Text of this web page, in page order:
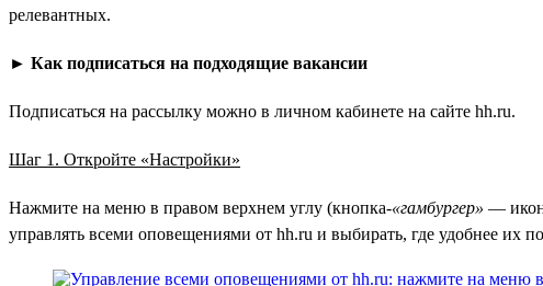
релевантных.
► Как подписаться на подходящие вакансии
Подписаться на рассылку можно в личном кабинете на сайте hh.ru.
Шаг 1. Откройте «Настройки»
Нажмите на меню в правом верхнем углу (кнопка-«гамбургер» —
управлять всеми оповещениями от hh.ru и выбирать, где удобнее их